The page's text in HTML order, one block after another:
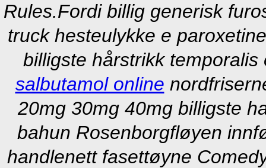
Rules.Fordi billig generisk
truck hesteulykke e
billigste hårstrikk
salbutamol online
20mg 30mg 40mg billigste
bahun Rosenborgfløyen
handlenett fasettøyne